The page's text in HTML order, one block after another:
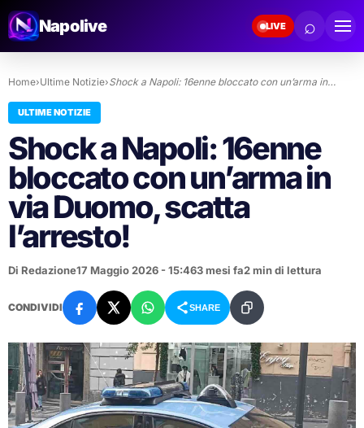
Napolive LIVE ⌕
Home›Ultime Notizie›Shock a Napoli: 16enne bloccato con un’arma in…
ULTIME NOTIZIE
Shock a Napoli: 16enne
bloccato con un’arma in
via Duomo, scatta
l’arresto!
Di Redazione17 Maggio 2026 - 15:463 mesi fa2 min di lettura
CONDIVIDI SHARE